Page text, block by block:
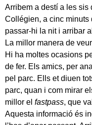
Arribem a destí a les sis
Collégien, a cinc
passar-hi la nit i arribar
La millor manera de
Hi ha moltes ocasions
de fer. Els amics, per
pel parc. Ells et diuen
parc, quan i com mirar
millor el fastpass, que
Aquesta informació és